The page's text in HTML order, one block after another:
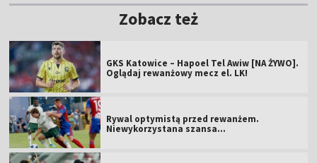
Zobacz też
GKS Katowice – Hapoel Tel Awiw [NA ŻYWO].
Oglądaj rewanżowy mecz el. LK!
Rywal optymistą przed rewanżem.
Niewykorzystana szansa...